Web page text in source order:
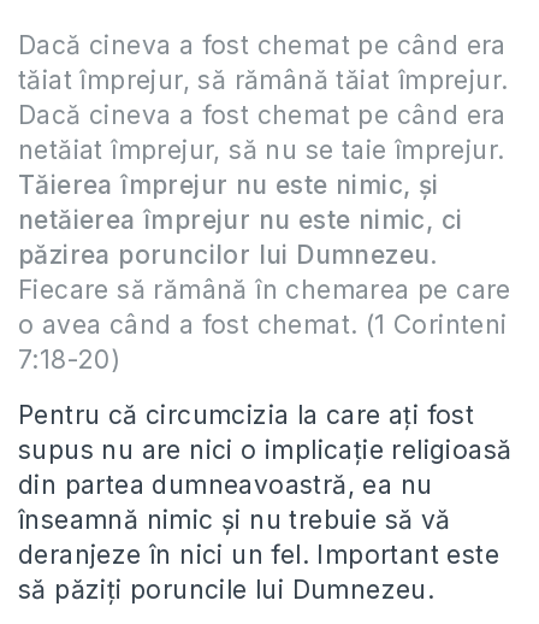
Dacă cineva a fost chemat pe când era
tăiat împrejur, să rămână tăiat împrejur.
Dacă cineva a fost chemat pe când era
netăiat împrejur, să nu se taie împrejur.
Tăierea împrejur nu este nimic, şi
netăierea împrejur nu este nimic, ci
păzirea poruncilor lui Dumnezeu.
Fiecare să rămână în chemarea pe care
o avea când a fost chemat. (1 Corinteni
7:18-20)
Pentru că circumcizia la care aţi fost
supus nu are nici o implicaţie religioasă
din partea dumneavoastră, ea nu
înseamnă nimic şi nu trebuie să vă
deranjeze în nici un fel. Important este
să păziţi poruncile lui Dumnezeu.